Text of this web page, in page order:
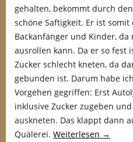
gehalten, bekommt durch
schöne Saftigkeit. Er ist
Backanfänger und Kinder,
ausrollen kann. Da er so fest
Zucker schlecht kneten, da
gebunden ist. Darum habe
Vorgehen gegriffen: Erst
inklusive Zucker zugeben
auskneten. Das klappt dann
Quälerei. Weiterlesen →